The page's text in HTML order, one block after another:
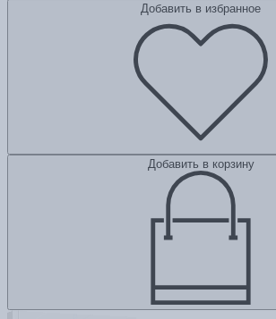
Добавить в избранное
Добавить в корзину